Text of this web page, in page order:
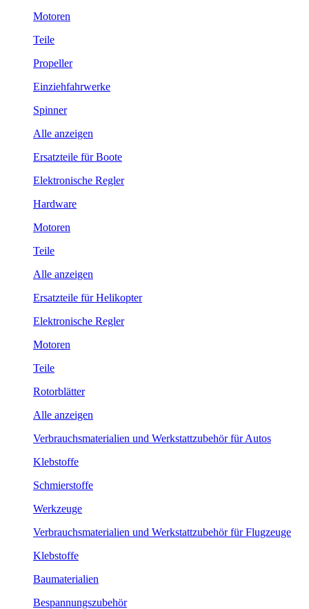
Motoren
Teile
Propeller
Einziehfahrwerke
Spinner
Alle anzeigen
Ersatzteile für Boote
Elektronische Regler
Hardware
Motoren
Teile
Alle anzeigen
Ersatzteile für Helikopter
Elektronische Regler
Motoren
Teile
Rotorblätter
Alle anzeigen
Verbrauchsmaterialien und Werkstattzubehör für Autos
Klebstoffe
Schmierstoffe
Werkzeuge
Verbrauchsmaterialien und Werkstattzubehör für Flugzeuge
Klebstoffe
Baumaterialien
Bespannungszubehör